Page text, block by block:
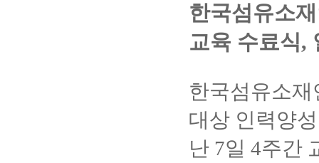
한국섬유소
교육 수료식,
한국섬유소
대상 인력양
난 7일 4주간